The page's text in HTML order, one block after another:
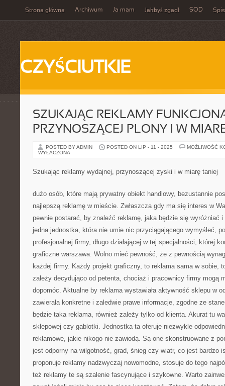
Strona główna Archiwum Ja mam Jakbyś zgadł SOD
CZYŚCIUTKIE
SZUKAJĄC REKLAMY
PRZYNOSZĄCEJ PLONY I W
POSTED BY ADMIN POSTED ON LIP - 11 - 2025
MOŻLIWOŚĆ
WYŁĄCZONA
Szukając reklamy wydajnej, przynoszącej zyski i w miarę taniej
dużo osób, które mają prywatny obiekt handlowy, bezustannie
najlepszą reklamę w mieście. Zwłaszcza gdy ma się interes w
pewnie postarać, by znaleźć reklamę, jaka będzie się wyróżniać
jedna jednostka, która nie umie nic przyciągającego wymyśleć,
profesjonalnej firmy, długo działającej w tej specjalności, której
graficzne warszawa. Wolno mieć pewność, że z pewnością
każdej firmy. Każdy projekt graficzny, to reklama sama w sobie,
zależy decydująco od petenta, chociaż i pracownicy firmy mogą
dopomóc. Aktualne by reklama wystawiała aktywność sklepu w
zawierała konkretne i zaledwie prawe informacje, zgodne ze
będzie taka reklama, również zależy tylko od klienta. Akurat tu
sklepowej czy gablotki. Jednostka ta oferuje niezwykle
reklamowe, jakie nikogo nie zawiodą. Są one skonstruowane z
jest odporny na wilgotność, grad, śnieg czy wiatr, co jest bardzo
proponuje reklamy nadzwyczaj nowomodne, stosuje do tego
też reklamy te są szalenie fascynujące i szykowne. Warto